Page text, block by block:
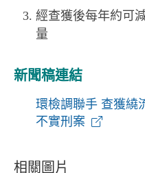
經查獲後每年約可
量
新聞稿連結
環檢調聯手 查獲繞
不實刑案
相關圖片